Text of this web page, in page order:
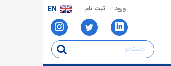
ورود ثبت نام EN